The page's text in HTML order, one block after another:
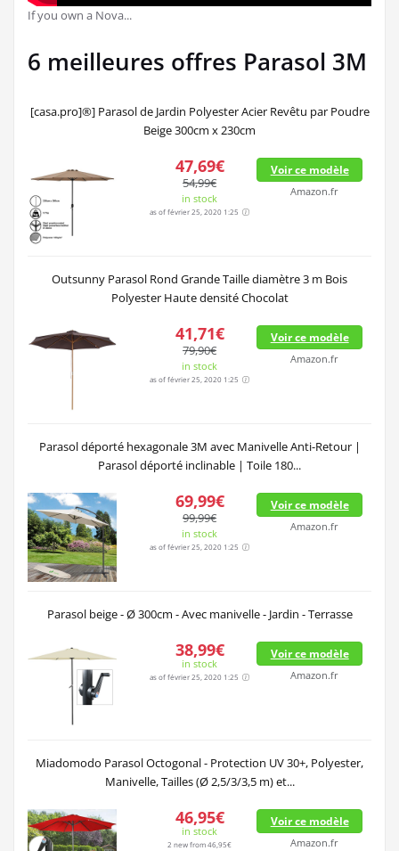
If you own a Nova...
6 meilleures offres Parasol 3M
[casa.pro]®] Parasol de Jardin Polyester Acier Revêtu par Poudre
Beige 300cm x 230cm
47,69€
54,99€
in stock
as of février 25, 2020 1:25
Voir ce modèle
Amazon.fr
Outsunny Parasol Rond Grande Taille diamètre 3 m Bois
Polyester Haute densité Chocolat
41,71€
79,90€
in stock
as of février 25, 2020 1:25
Voir ce modèle
Amazon.fr
Parasol déporté hexagonale 3M avec Manivelle Anti-Retour |
Parasol déporté inclinable | Toile 180...
69,99€
99,99€
in stock
as of février 25, 2020 1:25
Voir ce modèle
Amazon.fr
Parasol beige - Ø 300cm - Avec manivelle - Jardin - Terrasse
38,99€
in stock
as of février 25, 2020 1:25
Voir ce modèle
Amazon.fr
Miadomodo Parasol Octogonal - Protection UV 30+, Polyester,
Manivelle, Tailles (Ø 2,5/3/3,5 m) et...
46,95€
in stock
2 new from 46,95€
Voir ce modèle
Amazon.fr